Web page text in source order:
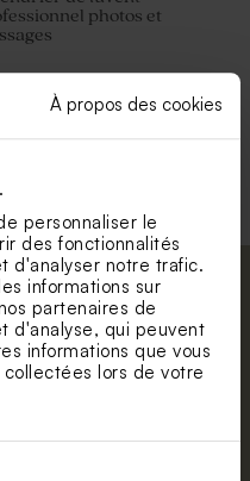
À propos des cookies
personnaliser le
des fonctionnalités
d'analyser notre trafic.
informations sur
partenaires de
d'analyse, qui peuvent
informations que vous
collectées lors de votre
photos et
et restez
bénéficiez de 5%